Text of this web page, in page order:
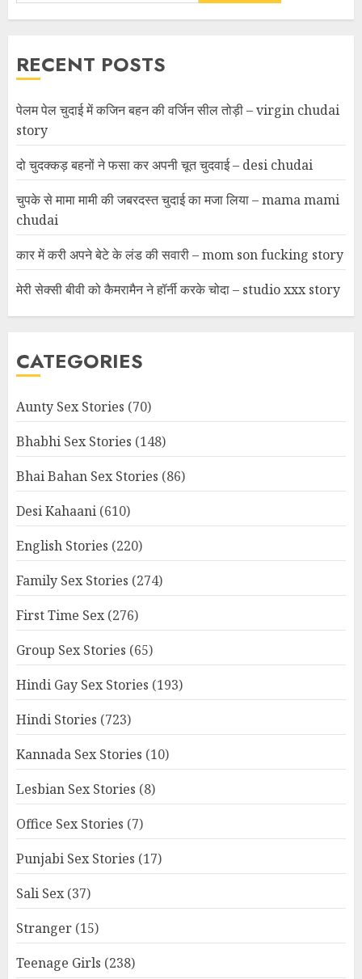
RECENT POSTS
पेलम पेल चुदाई में कजिन बहन की वर्जिन सील तोड़ी – virgin chudai
story
दो चुदक्कड़ बहनों ने फसा कर अपनी चूत चुदवाई – desi chudai
चुपके से मामा मामी की जबरदस्त चुदाई का मजा लिया – mama mami
chudai
कार में करी अपने बेटे के लंड की सवारी – mom son fucking story
मेरी सेक्सी बीवी को कैमरामैन ने हॉर्नी करके चोदा – studio xxx story
CATEGORIES
Aunty Sex Stories (70)
Bhabhi Sex Stories (148)
Bhai Bahan Sex Stories (86)
Desi Kahaani (610)
English Stories (220)
Family Sex Stories (274)
First Time Sex(276)
Group Sex Stories (65)
Hindi Gay Sex Stories (193)
Hindi Stories (723)
Kannada Sex Stories (10)
Lesbian Sex Stories (8)
Office Sex Stories (7)
Punjabi Sex Stories (17)
Sali Sex(37)
Stranger (15)
Teenage Girls (238)